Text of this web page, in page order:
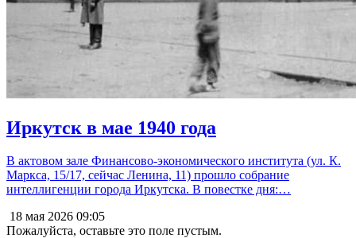
Иркутск в мае 1940 года
В актовом зале Финансово-экономического института (ул. К.
Маркса, 15/17, сейчас Ленина, 11) прошло собрание
интеллигенции города Иркутска. В повестке дня:…
18 мая 2026 09:05
Пожалуйста, оставьте это поле пустым.